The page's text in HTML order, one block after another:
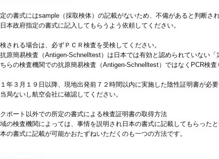
の書式にはsample（採取検体）の記載がないため、不備があると判断
本政府指定の書式に記入してもらうよう依頼してください。
される場合は、必ずＰＣＲ検査を受検してください。
原簡易検査（Antigen-Schnelltest）は日本では有効と認められていない
らの検査機関での抗原簡易検査（Antigen-Schnelltest）ではなくPCR検査
年３月１９日以降、現地出発前７２時間以内に実施した陰性証明書が必
局ないし航空会社に確認してください。
ポート以外での所定の書式による検査証明書の取得方法
の検査機関によっては、事情を説明され日本の書式に記載してもらったと
の書式に記載が可能かおたずねいただくのも一つの方法です。